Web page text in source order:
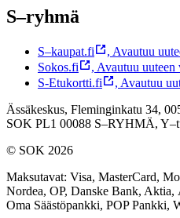
S–ryhmä
S–kaupat.fi , Avautuu
Sokos.fi
, Avautuu uuteen
S-Etukortti.fi
, Avautuu
Ässäkeskus, Fleminginkatu 34,
SOK PL1 00088 S–RYHMÄ,
© SOK 2026
Maksutavat: Visa, MasterCard,
Nordea, OP, Danske Bank, Aktia,
Oma Säästöpankki, POP Pankki,